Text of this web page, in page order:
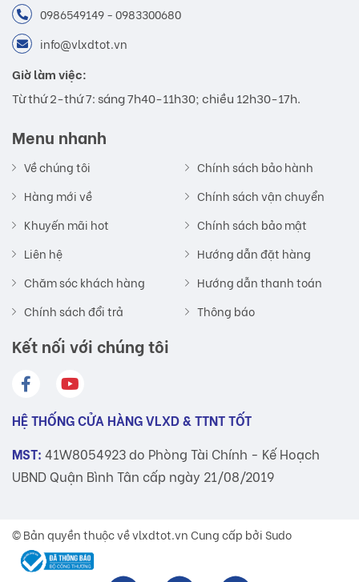
0986549149 - 0983300680
info@vlxdtot.vn
Giờ làm việc:
Từ thứ 2-thứ 7: sáng 7h40-11h30; chiều 12h30-17h.
Menu nhanh
Về chúng tôi
Hàng mới về
Khuyến mãi hot
Liên hệ
Chăm sóc khách hàng
Chính sách đổi trả
Chính sách bảo hành
Chính sách vận chuyển
Chính sách bảo mật
Hướng dẫn đặt hàng
Hướng dẫn thanh toán
Thông báo
Kết nối với chúng tôi
HỆ THỐNG CỬA HÀNG VLXD & TTNT TỐT
MST: 41W8054923 do Phòng Tài Chính - Kế Hoạch
UBND Quận Bình Tân cấp ngày 21/08/2019
© Bản quyền thuộc vềvlxdtot.vnCung cấp bởi Sudo